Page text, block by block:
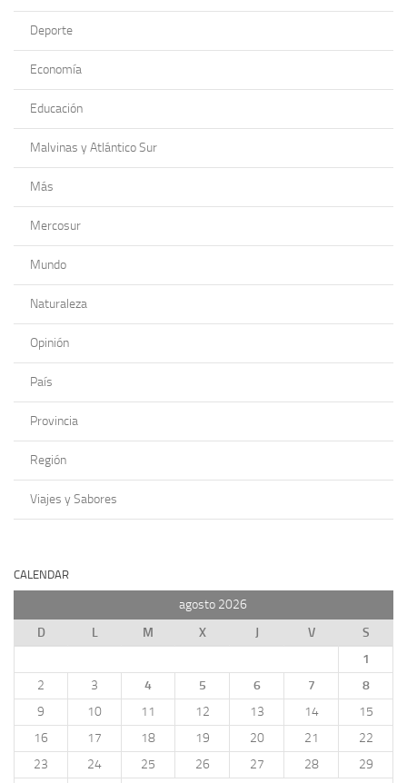
Deporte
Economía
Educación
Malvinas y Atlántico Sur
Más
Mercosur
Mundo
Naturaleza
Opinión
País
Provincia
Región
Viajes y Sabores
CALENDAR
agosto 2026
D
L M X J V
S
1
2
3 4 5 6 7
8
9
10 11 12 13 14
15
16
17 18 19 20 21
22
23
24 25 26 27 28
29